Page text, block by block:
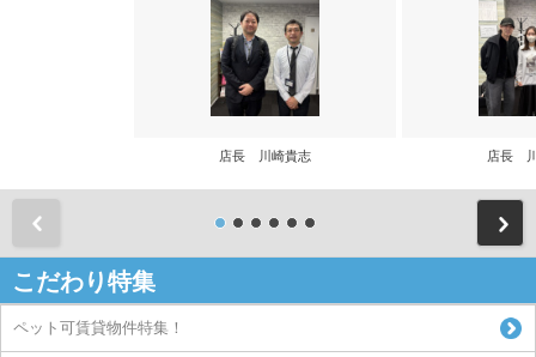
店長 川崎貴志 店長
こだわり特集
ペット可賃貸物件特集！